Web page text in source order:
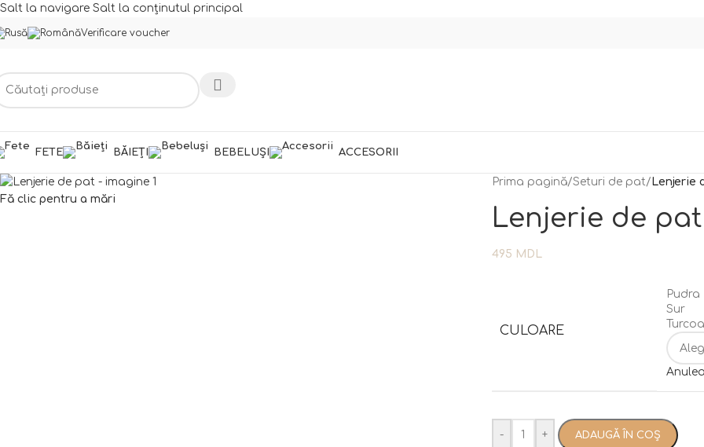
Salt la navigare Salt la conținutul principal
Verificare voucher
FETE BĂIEȚI BEBELUȘI ACCESORII
Fă clic pentru a mări
Prima pagină/Seturi de pat/ Lenjerie
Lenjerie de pat
495 MDL
CULOARE
Pudra
Sur
- + ADAUGĂ ÎN COȘ